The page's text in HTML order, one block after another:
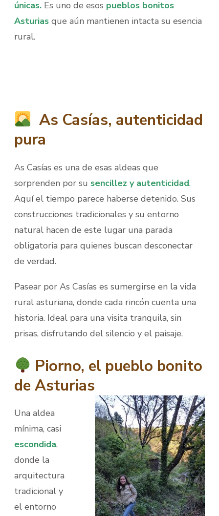
únicas. Es uno de esos pueblos bonitos
Asturias que aún mantienen intacta su esencia
rural.
As Casías, autenticidad
pura
As Casías es una de esas aldeas que
sorprenden por su sencillez y autenticidad.
Aquí el tiempo parece haberse detenido. Sus
construcciones tradicionales y su entorno
natural hacen de este lugar una parada
obligatoria para quienes buscan desconectar
de verdad.
Pasear por As Casías es sumergirse en la vida
rural asturiana, donde cada rincón cuenta una
historia. Ideal para una visita tranquila, sin
prisas, disfrutando del silencio y el paisaje.
Piorno, el pueblo bonito
de Asturias
Una aldea
mínima, casi
escondida,
donde la
arquitectura
tradicional y
el entorno